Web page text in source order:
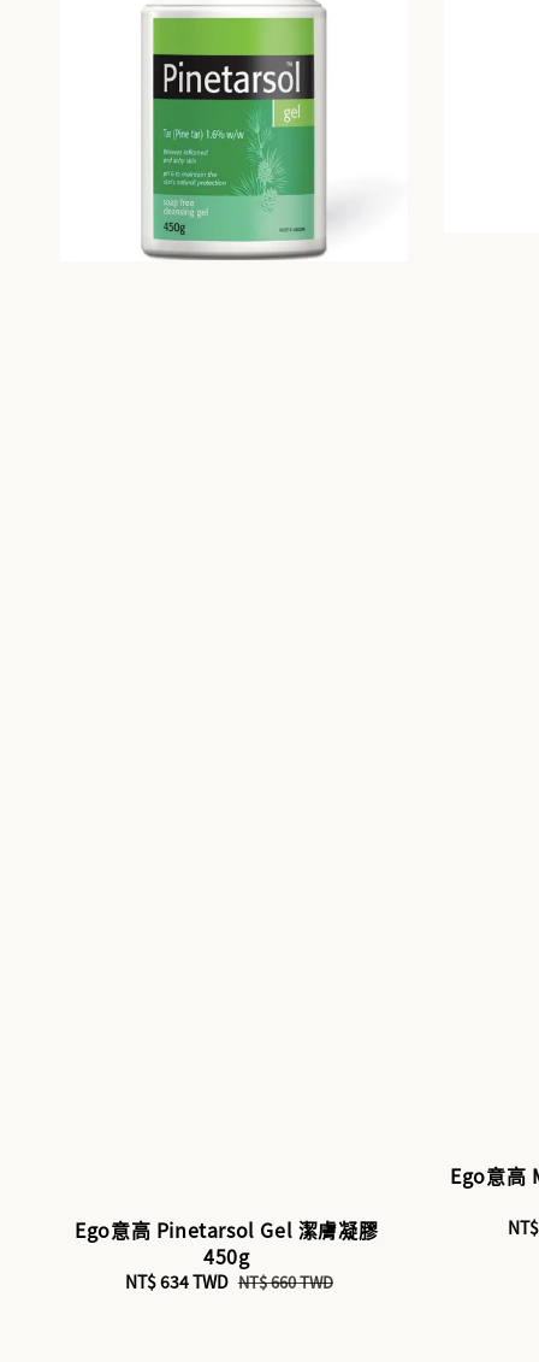
Ego意高 Pinetarsol Gel 潔膚凝膠
450g
Sale
NT$ 634 TWD Regular
NT$ 660 TWD
Ego意高